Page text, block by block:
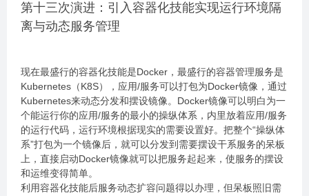
第十三次演进：引入容器化技能实现运行环境隔
离与动态服务管理
现在最盛行的容器化技能是Docker，最盛行的容器管理服务是
Kubernetes（K8S），应用/服务可以打包为Docker镜像，通过
Kubernetes来动态分发和摆设镜像。Docker镜像可以明白为一
个能运行你的应用/服务的最小的操纵体系，内里放着应用/服务
的运行代码，运行环境根据现实的需要设置好。把整个“操纵体
系”打包为一个镜像后，就可以分发到需要摆设干系服务的呆板
上，直接启动Docker镜像就可以把服务起起来，使服务的摆设
和运维变得简单。
利用容器化技能后服务动态扩容问题得以办理，但呆板照旧需